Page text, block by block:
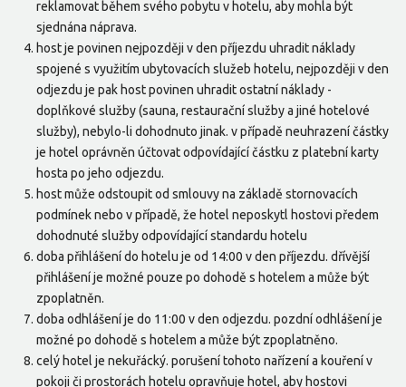
reklamovat během svého pobytu v hotelu, aby mohla být
sjednána náprava.
host je povinen nejpozději v den příjezdu uhradit náklady
spojené s využitím ubytovacích služeb hotelu, nejpozději v den
odjezdu je pak host povinen uhradit ostatní náklady -
doplňkové služby (sauna, restaurační služby a jiné hotelové
služby), nebylo-li dohodnuto jinak. v případě neuhrazení částky
je hotel oprávněn účtovat odpovídající částku z platební karty
hosta po jeho odjezdu.
host může odstoupit od smlouvy na základě stornovacích
podmínek nebo v případě, že hotel neposkytl hostovi předem
dohodnuté služby odpovídající standardu hotelu
doba přihlášení do hotelu je od 14:00 v den příjezdu. dřívější
přihlášení je možné pouze po dohodě s hotelem a může být
zpoplatněn.
doba odhlášení je do 11:00 v den odjezdu. pozdní odhlášení je
možné po dohodě s hotelem a může být zpoplatněno.
celý hotel je nekuřácký. porušení tohoto nařízení a kouření v
pokoji či prostorách hotelu opravňuje hotel, aby hostovi